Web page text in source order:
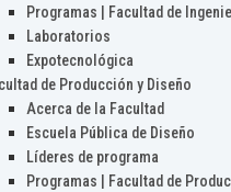
Programas | Facultad de
Laboratorios
Expotecnológica
de Producción y Diseño
Acerca de la Facultad
Escuela Pública de Diseño
Líderes de programa
Programas | Facultad de